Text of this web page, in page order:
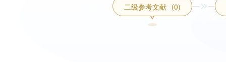
二级参考文献 (0)